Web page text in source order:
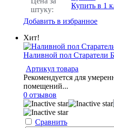
штуку:
Купить в 1
Добавить в избранное
Хит!
Наливной пол Старатели
Артикул товара
Рекомендуется для
помещений...
0 отзывов
Сравнить